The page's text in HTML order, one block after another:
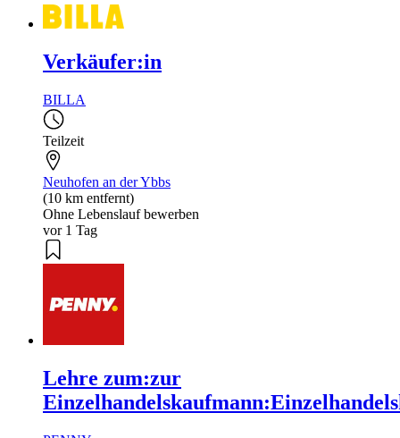
Verkäufer:in
BILLA
Teilzeit
Neuhofen an der Ybbs
(10 km entfernt)
Ohne Lebenslauf bewerben
vor 1 Tag
Lehre zum:zur